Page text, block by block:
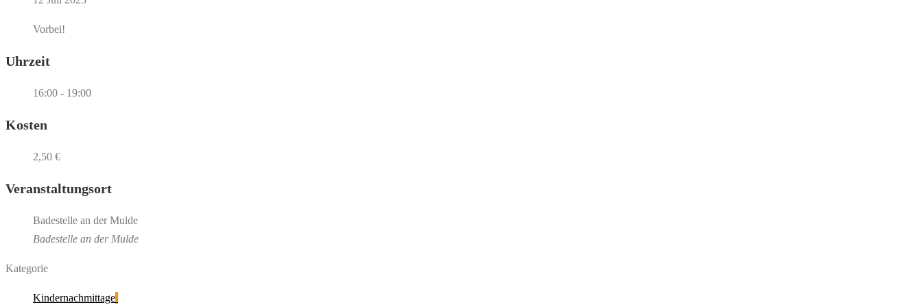
Vorbei!
Uhrzeit
16:00 - 19:00
Kosten
2,50 €
Veranstaltungsort
Badestelle an der Mulde
Badestelle an der Mulde
Kategorie
Kindernachmittage